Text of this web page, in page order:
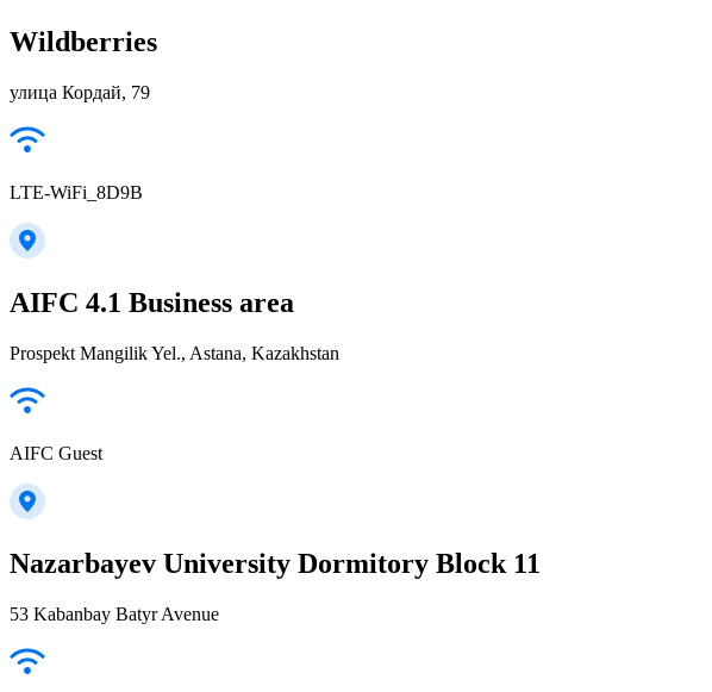
Wildberries
улица Кордай, 79
LTE-WiFi_8D9B
AIFC 4.1 Business area
Prospekt Mangilik Yel., Astana, Kazakhstan
AIFC Guest
Nazarbayev University Dormitory Block 11
53 Kabanbay Batyr Avenue